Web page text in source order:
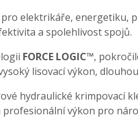
pro elektrikáře, energetiku,
a spolehlivost spojů.
FORCE LOGIC™,
lisovací výkon,
hydraulické krimpovací
profesionální výkon pro